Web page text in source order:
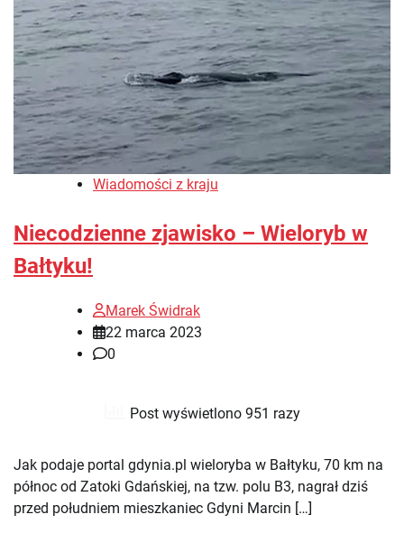
Wiadomości z kraju
Niecodzienne zjawisko – Wieloryb w
Bałtyku!
Marek Świdrak
22 marca 2023
0
Post wyświetlono 951 razy
Jak podaje portal gdynia.pl wieloryba w Bałtyku, 70 km na
północ od Zatoki Gdańskiej, na tzw. polu B3, nagrał dziś
przed południem mieszkaniec Gdyni Marcin […]